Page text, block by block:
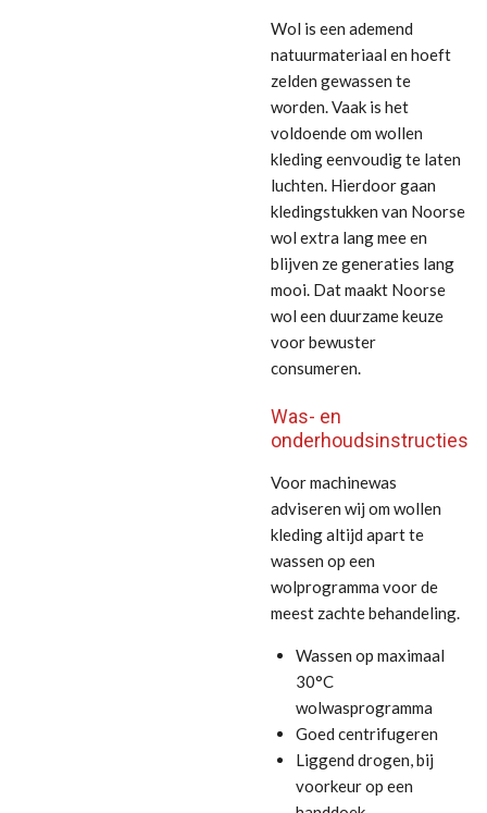
Wol is een ademend
natuurmateriaal en hoeft
zelden gewassen te
worden. Vaak is het
voldoende om wollen
kleding eenvoudig te laten
luchten. Hierdoor gaan
kledingstukken van Noorse
wol extra lang mee en
blijven ze generaties lang
mooi. Dat maakt Noorse
wol een duurzame keuze
voor bewuster
consumeren.
Was- en
onderhoudsinstructies
Voor machinewas
adviseren wij om wollen
kleding altijd apart te
wassen op een
wolprogramma voor de
meest zachte behandeling.
Wassen op maximaal
30°C
wolwasprogramma
Goed centrifugeren
Liggend drogen, bij
voorkeur op een